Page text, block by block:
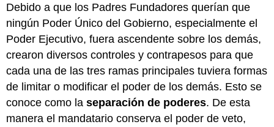
Debido a que los Padres Fundadores querían que
ningún Poder Único del Gobierno, especialmente el
Poder Ejecutivo, fuera ascendente sobre los demás,
crearon diversos controles y contrapesos para que
cada una de las tres ramas principales tuviera formas
de limitar o modificar el poder de los demás. Esto se
conoce como laseparación de poderes. De esta
manera el mandatario conserva el poder de veto,